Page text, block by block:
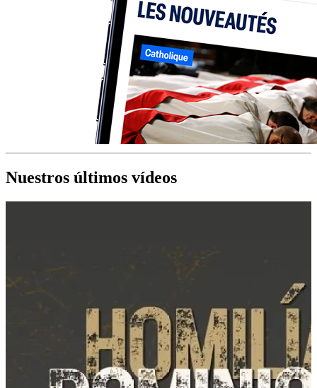
Nuestros últimos vídeos